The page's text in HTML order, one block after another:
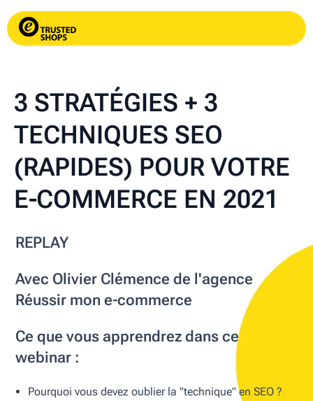
3 STRATÉGIES + 3
TECHNIQUES SEO
(RAPIDES) POUR VOTRE
E‑COMMERCE EN 2021
REPLAY
Avec Olivier Clémence de l'agence
Réussir mon e‑commerce
Ce que vous apprendrez dans ce
webinar :
Pourquoi vous devez oublier la "technique" en SEO ?